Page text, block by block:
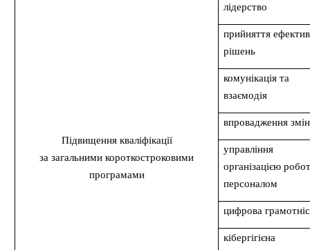
Підвищення кваліфікації
за загальними короткостроковими
програмами
лідерство
прийняття
рішень
комунікація та
взаємодія
впровадження змін
управління
організацією
персоналом
цифрова
кібергігієна